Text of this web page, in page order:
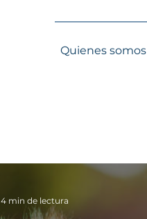
Quienes somos
4 min de lectura